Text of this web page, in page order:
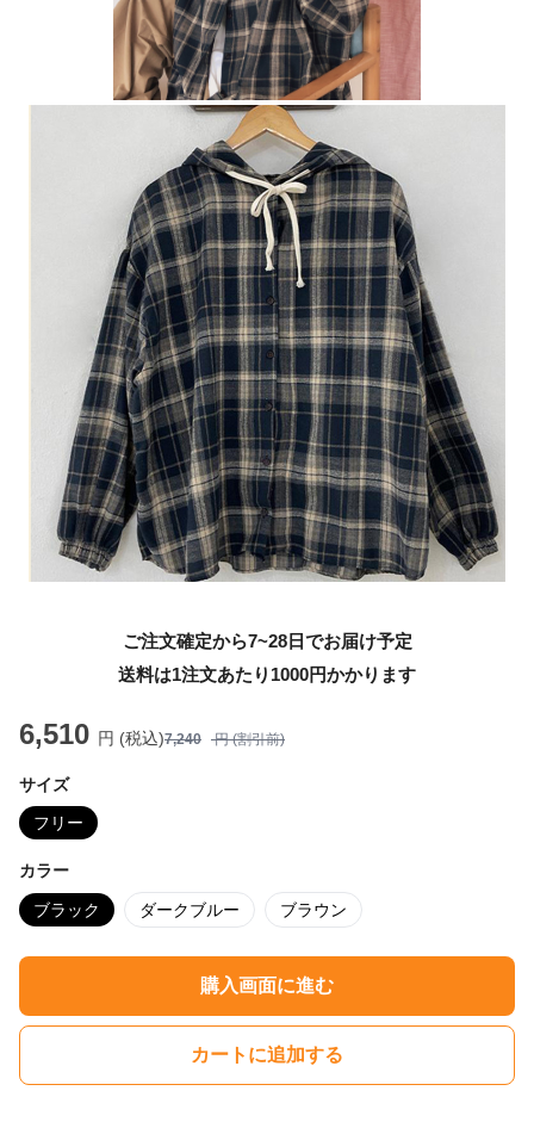
ご注文確定から7~28日でお届け予定
送料は1注文あたり 1000円かかります
6,510 円 (税込)7,240 円 (割引前)
サイズ
フリー
カラー
ブラック ダークブルー ブラウン
購入画面に進む
カートに追加する